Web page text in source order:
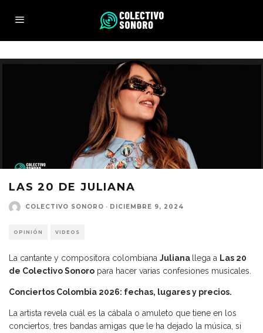
LAS 20 DE JULIANA
COLECTIVO SONORO · DICIEMBRE 9, 2024
OPINIÓN VIDEOS
La cantante y compositora colombiana Juliana llega a Las 20
de Colectivo Sonoro para hacer varias confesiones musicales.
Conciertos Colombia 2026: fechas, lugares y precios.
La artista revela cuál es la cábala o amuleto que tiene en los
conciertos, tres bandas amigas que le ha dejado la música, si